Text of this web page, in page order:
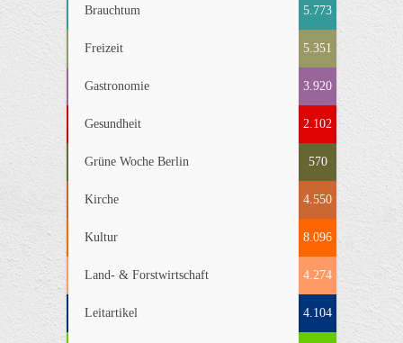
Brauchtum 5.773
Freizeit 5.351
Gastronomie 3.920
Gesundheit 2.102
Grüne Woche Berlin 570
Kirche 4.550
Kultur 8.096
Land- & Forstwirtschaft 4.274
Leitartikel 4.104